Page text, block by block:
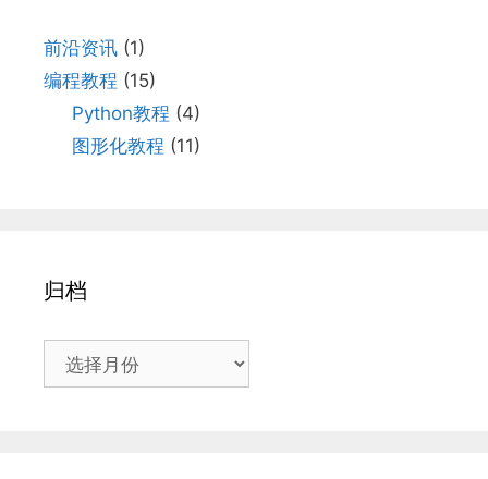
前沿资讯 (1)
编程教程 (15)
Python教程 (4)
图形化教程 (11)
归档